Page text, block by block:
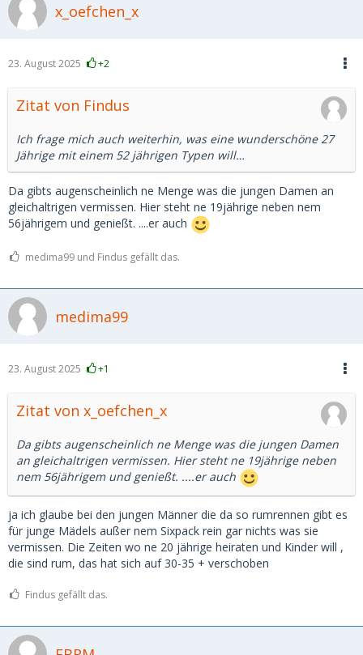
x_oefchen_x
23. August 2025 +2
Zitat von Findus
Ich frage mich auch weiterhin, was eine wunderschöne 27
Jährige mit einem 52 jährigen Typen will…
Da gibts augenscheinlich ne Menge was die jungen Damen an
gleichaltrigen vermissen. Hier steht ne 19jährige neben nem
56jährigem und genießt. ....er auch
medima99 und Findus gefällt das.
medima99
23. August 2025 +1
Zitat von x_oefchen_x
Da gibts augenscheinlich ne Menge was die jungen Damen
an gleichaltrigen vermissen. Hier steht ne 19jährige neben
nem 56jährigem und genießt. ....er auch
ja ich glaube bei den jungen Männer die da so rumrennen gibt es
für junge Mädels außer nem Sixpack rein gar nichts was sie
vermissen. Die Zeiten wo ne 20 jährige heiraten und Kinder will ,
die sind rum, das hat sich auf 30-35 + verschoben
Findus gefällt das.